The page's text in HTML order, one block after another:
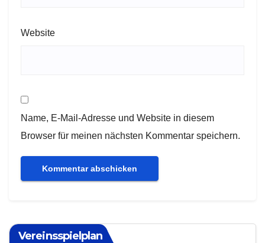
Website
Name, E-Mail-Adresse und Website in diesem
Browser für meinen nächsten Kommentar speichern.
Vereinsspielplan